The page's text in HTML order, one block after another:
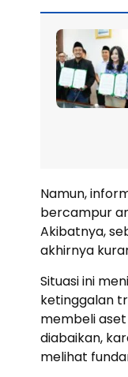
Namun,
bercampur
Akibatnya,
akhirnya
Situasi ini
ketinggalan
membeli
diabaikan,
melihat